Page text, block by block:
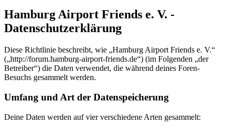
Hamburg Airport Friends e. V. -
Datenschutzerklärung
Diese Richtlinie beschreibt, wie „Hamburg Airport Friends e. V.“
(„http://forum.hamburg-airport-friends.de“) (im Folgenden „der
Betreiber“) die Daten verwendet, die während deines Foren-
Besuchs gesammelt werden.
Umfang und Art der Datenspeicherung
Deine Daten werden auf vier verschiedene Arten gesammelt: